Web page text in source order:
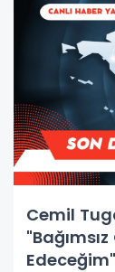
Cemil
Edeceğim"